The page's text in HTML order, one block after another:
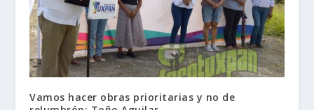
Vamos hacer obras prioritarias y no de